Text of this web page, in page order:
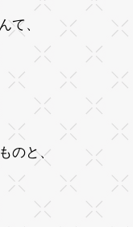
て、
のと、